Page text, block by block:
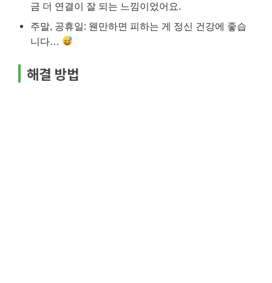
금 더 연결이 잘 되는 느낌이었어요.
주말, 공휴일: 웬만하면 피하는 게 정신 건강에 좋습
니다…
해결 방법